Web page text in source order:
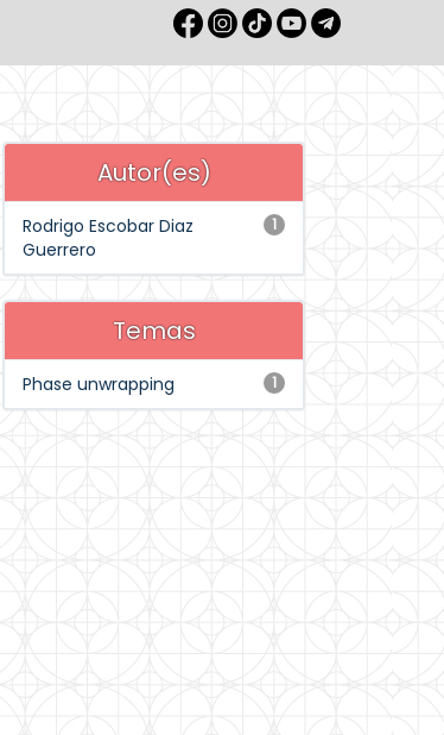
Autor(es)
1
Rodrigo Escobar Diaz
Guerrero
Temas
1
Phase unwrapping